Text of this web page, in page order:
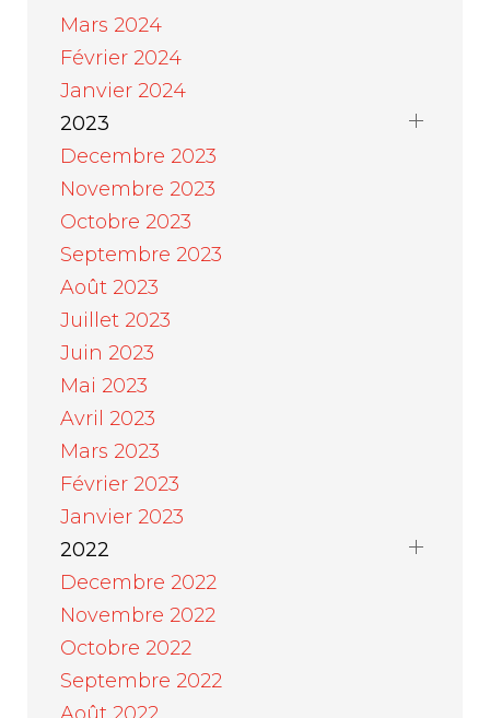
Mars 2024
Février 2024
Janvier 2024
2023
Decembre 2023
Novembre 2023
Octobre 2023
Septembre 2023
Août 2023
Juillet 2023
Juin 2023
Mai 2023
Avril 2023
Mars 2023
Février 2023
Janvier 2023
2022
Decembre 2022
Novembre 2022
Octobre 2022
Septembre 2022